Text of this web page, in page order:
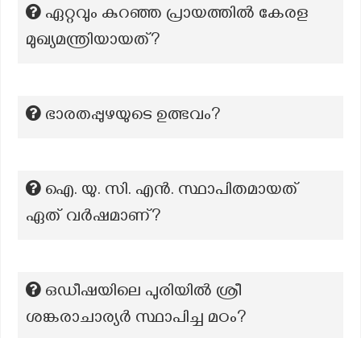
ഏറ്റവും കുറഞ്ഞ പ്രായത്തിൽ കേരള
മുഖ്യമന്ത്രിയായത്?
ഭാരതപ്പുഴയുടെ ഉത്ഭവം?
ഐ. യു. സി. എൻ. സ്ഥാപിതമായത്
ഏത് വർഷമാണ്?
ഒഡീഷയിലെ പുരിയിൽ ശ്രീ
ശങ്കരാചാര്യർ സ്ഥാപിച്ച മഠം?